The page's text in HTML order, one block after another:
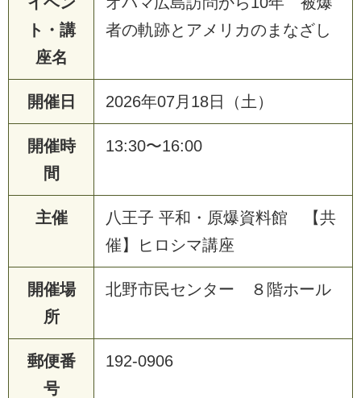
ト・講
座名
者の軌跡とアメリカのまなざし
開催日 2026年07月18日（土）
開催時
間
13:30〜16:00
主催
八王子 平和・原爆資料館 【共
催】ヒロシマ講座
開催場
所
北野市民センター ８階ホール
郵便番
号
192-0906